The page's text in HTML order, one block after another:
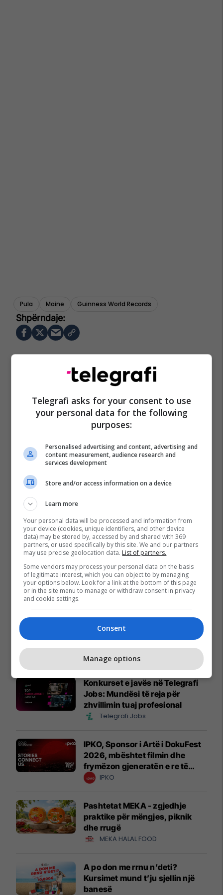
Pula Maine Guinness World Records
Reklamo këtu
Konkurset e javës në Telegrafi
Jobs: Mundësi të reja për
zhvillimin tuaj profesional
Telegrafi Jobs
IPKO, Sponsor i Artë i DokuFest
2026, mbështet filmin dhe
frymëzon gjeneratën e re të
krijuesve
IPKO
Pashtetat MEKA - zgjedhje
praktike për mëngjes, piknik
dhe rrugë
MEKA HALAL FOOD
A po don me rrnu n’deti?
Kursimet mund t’ju sjellin një
banesë
Telegrafi asks for your consent to use
your personal data for the following
purposes:
Personalised advertising and content, advertising and
content measurement, audience research and
services development
Store and/or access information on a device
Learn more
Your personal data will be processed and information from
your device (cookies, unique identifiers, and other device
data) may be stored by, accessed by and shared with 369
partners, or used specifically by this site. We and our partners
may use precise geolocation data. List of partners.
Some vendors may process your personal data on the basis
of legitimate interest, which you can object to by managing
your options below. Look for a link at the bottom of this page
or in the site menu to manage or withdraw consent in privacy
and cookie settings.
Consent
Manage options